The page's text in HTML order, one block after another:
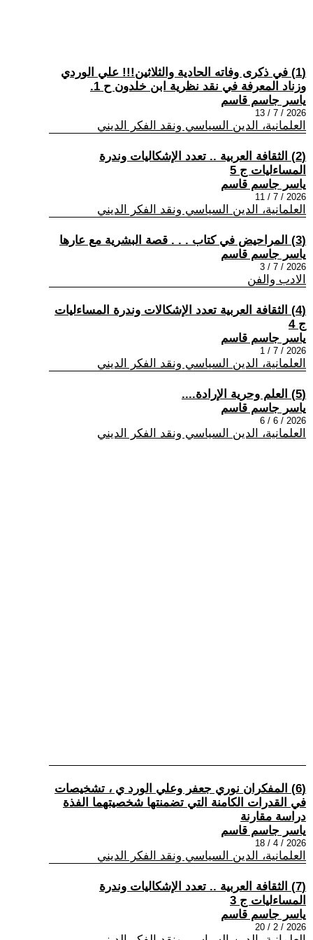
(1) في ذكرى وفاته الحادية والثلاثين!!! علي الوردي
وزناد المعرفة في نقد نظرية ابن خلدون ح 1.
ياسر جاسم قاسم
2026 / 7 / 13
العلمانية، الدين السياسي ونقد الفكر الديني
(2) الثقافة العربية .. تعدد الإشكاليات وندرة
المساءليات ج 5
ياسر جاسم قاسم
2026 / 7 / 11
العلمانية، الدين السياسي ونقد الفكر الديني
(3) المراحيض في كتاب . . . قصة البشرية مع عارها
ياسر جاسم قاسم
2026 / 7 / 3
الادب والفن
(4) الثقافة العربية تعدد الإشكالات وندرة المساءليات
ج 4
ياسر جاسم قاسم
2026 / 7 / 1
العلمانية، الدين السياسي ونقد الفكر الديني
(5) العلم وحرية الإرادة....
ياسر جاسم قاسم
2026 / 6 / 6
العلمانية، الدين السياسي ونقد الفكر الديني
(6) المفكران نوري جعفر وعلي الورد ي ، تشخيصات
في القدرات الكامنة التي تضمنتها شخصيتهما الفذة
دراسة مقارنة
ياسر جاسم قاسم
2026 / 4 / 18
العلمانية، الدين السياسي ونقد الفكر الديني
(7) الثقافة العربية .. تعدد الإشكاليات وندرة
المساءليات ج 3
ياسر جاسم قاسم
2026 / 2 / 20